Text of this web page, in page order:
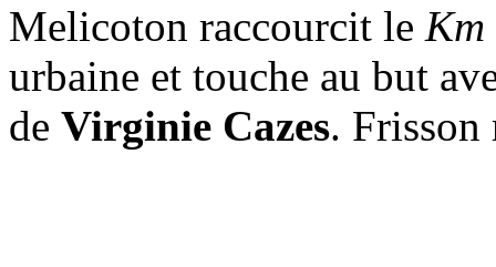
Melicoton raccourcit le
urbaine et touche au but
de Virginie Cazes. Frisson